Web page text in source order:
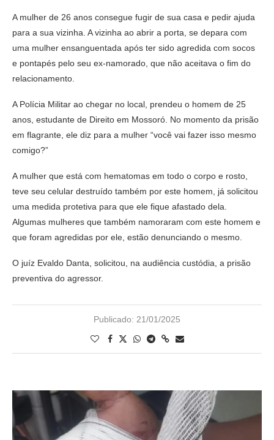
A mulher de 26 anos consegue fugir de sua casa e pedir ajuda
para a sua vizinha. A vizinha ao abrir a porta, se depara com
uma mulher ensanguentada após ter sido agredida com socos
e pontapés pelo seu ex-namorado, que não aceitava o fim do
relacionamento.
A Polícia Militar ao chegar no local, prendeu o homem de 25
anos, estudante de Direito em Mossoró. No momento da prisão
em flagrante, ele diz para a mulher “você vai fazer isso mesmo
comigo?”
A mulher que está com hematomas em todo o corpo e rosto,
teve seu celular destruído também por este homem, já solicitou
uma medida protetiva para que ele fique afastado dela.
Algumas mulheres que também namoraram com este homem e
que foram agredidas por ele, estão denunciando o mesmo.
O juíz Evaldo Danta, solicitou, na audiência custódia, a prisão
preventiva do agressor.
Publicado: 21/01/2025